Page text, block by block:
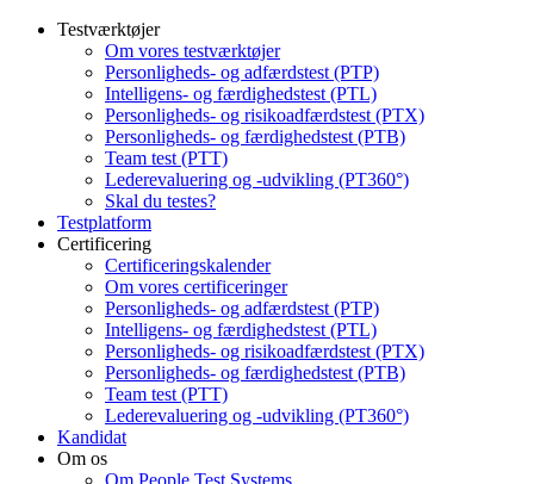
Testværktøjer
Om vores testværktøjer
Personligheds- og adfærdstest (PTP)
Intelligens- og færdighedstest (PTL)
Personligheds- og risikoadfærdstest (PTX)
Personligheds- og færdighedstest (PTB)
Team test (PTT)
Lederevaluering og -udvikling (PT360°)
Skal du testes?
Testplatform
Certificering
Certificeringskalender
Om vores certificeringer
Personligheds- og adfærdstest (PTP)
Intelligens- og færdighedstest (PTL)
Personligheds- og risikoadfærdstest (PTX)
Personligheds- og færdighedstest (PTB)
Team test (PTT)
Lederevaluering og -udvikling (PT360°)
Kandidat
Om os
Om People Test Systems